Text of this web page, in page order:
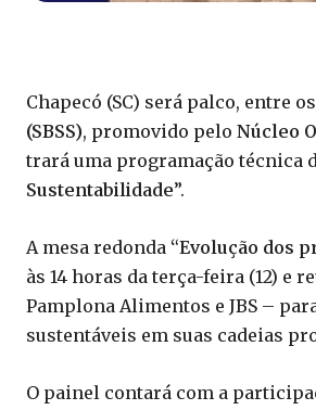
Chapecó (SC) será palco, entre
(SBSS), promovido pelo Núcleo
trará uma programação técnica
Sustentabilidade”.
A mesa redonda “Evolução dos
às 14 horas da terça-feira (12) e
Pamplona Alimentos e JBS –
sustentáveis em suas cadeias
O painel contará com a